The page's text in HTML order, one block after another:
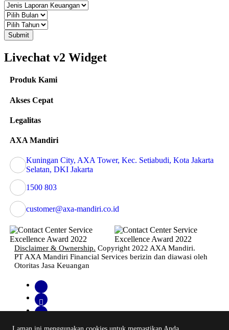
Submit
Livechat v2 Widget
Produk Kami
Akses Cepat
Legalitas
AXA Mandiri
Kuningan City, AXA Tower, Kec. Setiabudi, Kota Jakarta
Selatan, DKI Jakarta
1500 803
customer@axa-mandiri.co.id
Disclaimer & Ownership. Copyright 2022 AXA Mandiri.
PT AXA Mandiri Financial Services berizin dan diawasi oleh
Otoritas Jasa Keuangan